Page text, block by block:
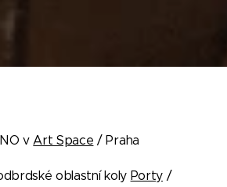
vArt Space / Praha
oblastní koly Porty/